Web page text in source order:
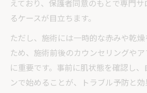
えており、保護者同意のもとで専門
るケースが目立ちます。
ただし、施術には一時的な赤みや乾
ため、施術前後のカウンセリングや
に重要です。事前に肌状態を確認し
ンで始めることが、トラブル予防と